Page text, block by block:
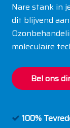
Nare stank in
dit blijvend
moleculaire
Bel ons
100%